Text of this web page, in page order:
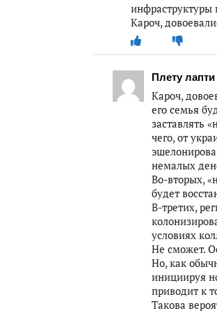
Кароч,
Плету
Кароч,
его семья
заставлять
чего, от
немалых
Во-вторых,
будет
В-третих,
условиях
Не сможет.
Но, как
инициируя
приводит к
Такова